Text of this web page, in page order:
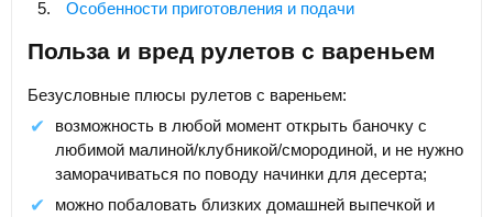
Особенности приготовления и подачи
Польза и вред рулетов с вареньем
Безусловные плюсы рулетов с вареньем:
возможность в любой момент открыть баночку с
любимой малиной/клубникой/смородиной, и не нужно
заморачиваться по поводу начинки для десерта;
можно побаловать близких домашней выпечкой и